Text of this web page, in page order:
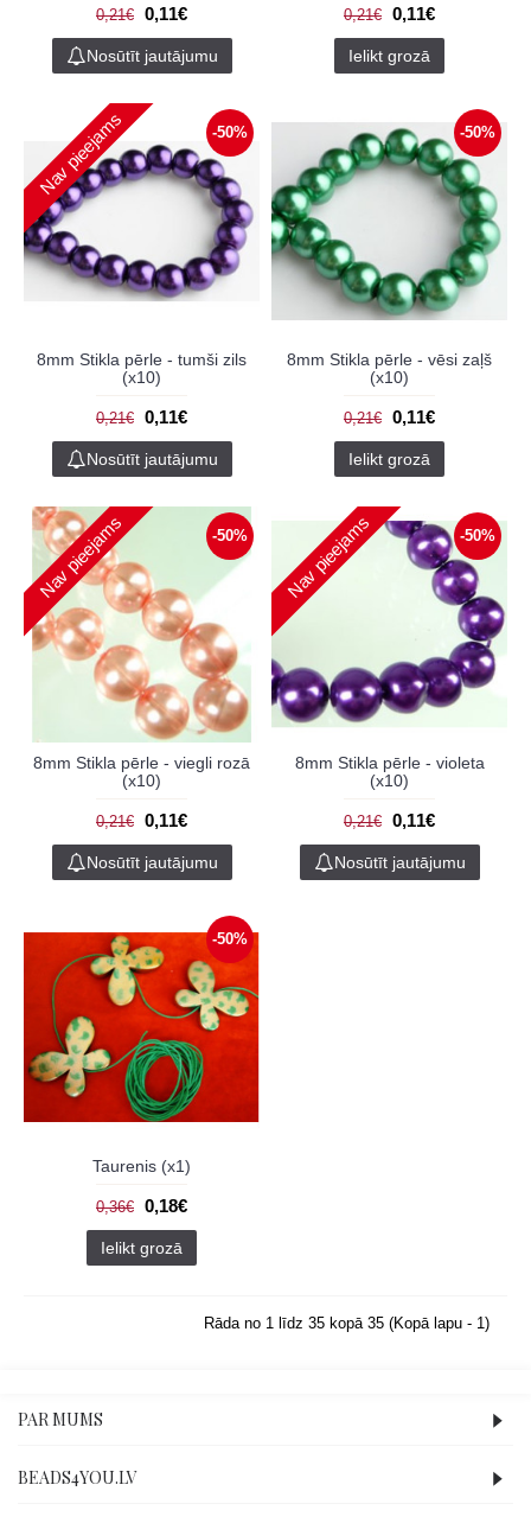
0,21€ 0,11€
Nosūtīt jautājumu
0,21€ 0,11€
Ielikt grozā
-50%
Nav pieejams
8mm Stikla pērle - tumši zils
(x10)
0,21€ 0,11€
Nosūtīt jautājumu
-50%
8mm Stikla pērle - vēsi zaļš
(x10)
0,21€ 0,11€
Ielikt grozā
-50%
Nav pieejams
8mm Stikla pērle - viegli rozā
(x10)
0,21€ 0,11€
Nosūtīt jautājumu
-50%
Nav pieejams
8mm Stikla pērle - violeta
(x10)
0,21€ 0,11€
Nosūtīt jautājumu
-50%
Taurenis (x1)
0,36€ 0,18€
Ielikt grozā
Rāda no 1 līdz 35 kopā 35 (Kopā lapu - 1)
PAR MUMS
BEADS4YOU.LV